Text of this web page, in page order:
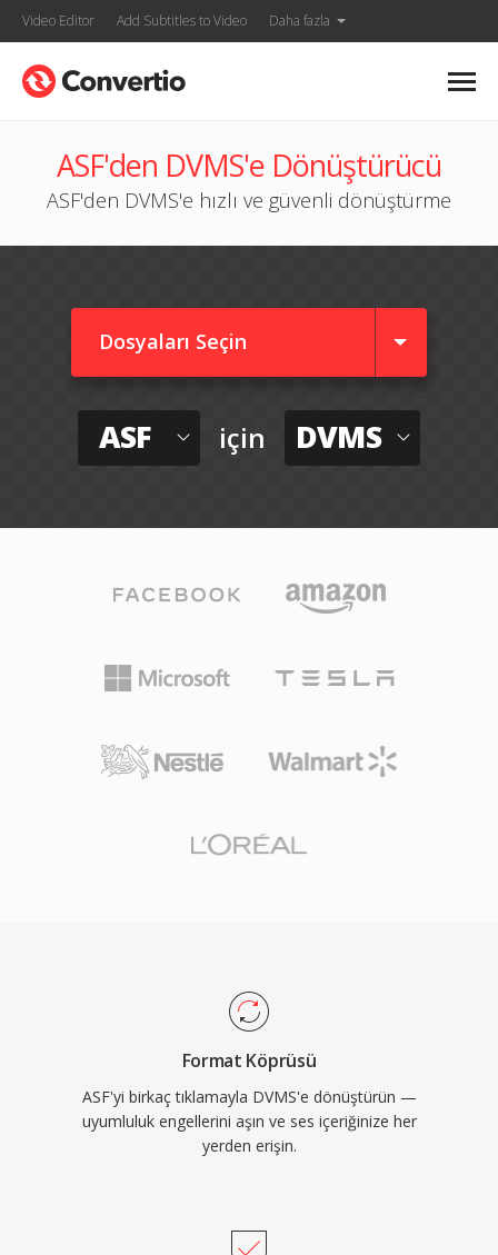
Video Editor Add Subtitles to Video Daha fazla
ASF'den DVMS'e Dönüştürücü
ASF'den DVMS'e hızlı ve güvenli dönüştürme
Dosyaları Seçin
ASF için DVMS
Format Köprüsü
ASF'yi birkaç tıklamayla DVMS'e dönüştürün —
uyumluluk engellerini aşın ve ses içeriğinize her
yerden erişin.